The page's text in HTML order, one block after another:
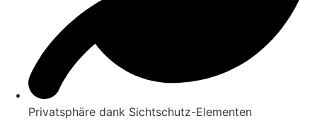
Privatsphäre dank Sichtschutz-Elementen